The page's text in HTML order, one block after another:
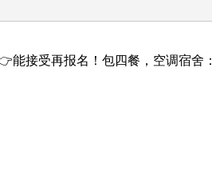
能接受再报名！包四餐，空调宿舍：